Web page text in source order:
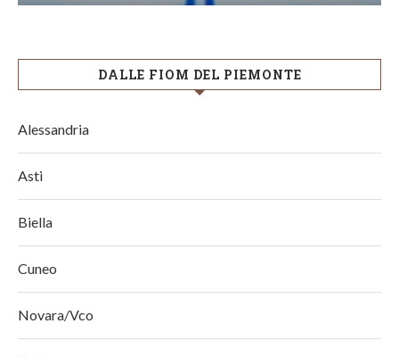
DALLE FIOM DEL PIEMONTE
Alessandria
Asti
Biella
Cuneo
Novara/Vco